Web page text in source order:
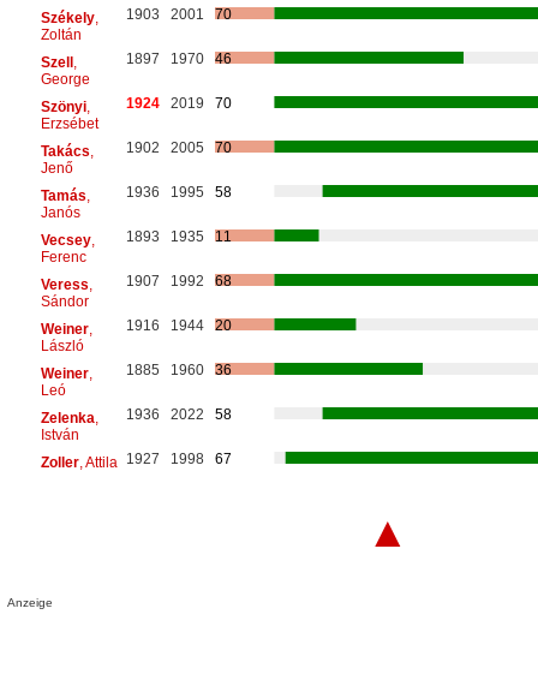
Székely,
Zoltán
1903 2001 70
Szell,
George
1897 1970 46
Szönyi,
Erzsébet
1924 2019 70
Takács
Jenő
1902 2005 70
Tamás
Janós
1936 1995 58
Vecsey,
Ferenc
1893 1935 11
Veress
Sándor
1907 1992 68
Weiner,
László
1916 1944 20
Weiner,
Leó
1885 1960 36
Zelenka
István
1936 2022 58
Zoller, Attila 1927 1998 67
▲
Anzeige